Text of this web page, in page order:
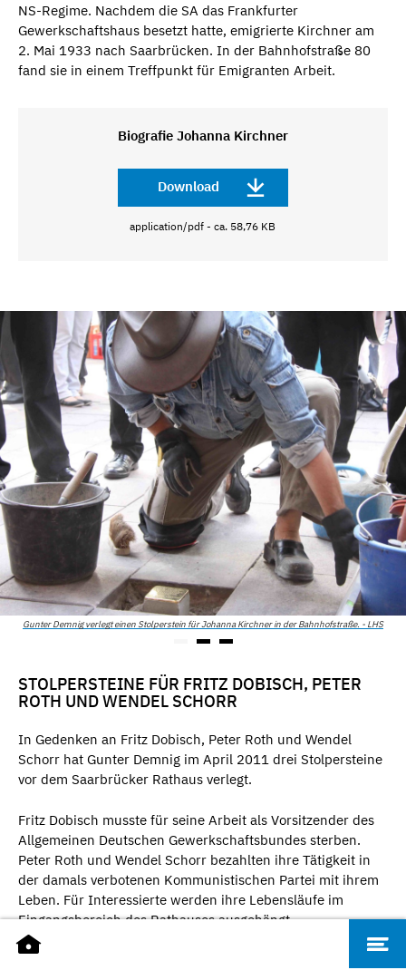
NS-Regime. Nachdem die SA das Frankfurter
Gewerkschaftshaus besetzt hatte, emigrierte Kirchner am
2. Mai 1933 nach Saarbrücken. In der Bahnhofstraße 80
fand sie in einem Treffpunkt für Emigranten Arbeit.
Biografie Johanna Kirchner
Download
application/pdf - ca. 58,76 KB
Gunter Demnig verlegt einen Stolperstein für Johanna Kirchner in der Bahnhofstraße. - LHS
STOLPERSTEINE FÜR FRITZ DOBISCH, PETER
ROTH UND WENDEL SCHORR
In Gedenken an Fritz Dobisch, Peter Roth und Wendel
Schorr hat Gunter Demnig im April 2011 drei Stolpersteine
vor dem Saarbrücker Rathaus verlegt.
Fritz Dobisch musste für seine Arbeit als Vorsitzender des
Allgemeinen Deutschen Gewerkschaftsbundes sterben.
Peter Roth und Wendel Schorr bezahlten ihre Tätigkeit in
der damals verbotenen Kommunistischen Partei mit ihrem
Leben. Für Interessierte werden ihre Lebensläufe im
Eingangsbereich des Rathauses ausgehängt.